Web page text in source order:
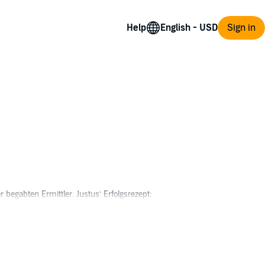
Help Sign in
Ermittler. Justus‘ Erfolgsrezept: